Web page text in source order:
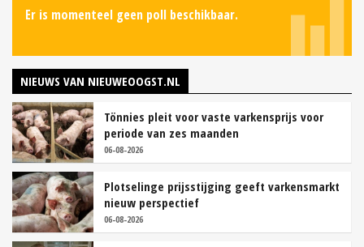
Er is momenteel geen poll beschikbaar.
NIEUWS VAN NIEUWEOOGST.NL
Tönnies pleit voor vaste varkensprijs voor
periode van zes maanden
06-08-2026
Plotselinge prijsstijging geeft varkensmarkt
nieuw perspectief
06-08-2026